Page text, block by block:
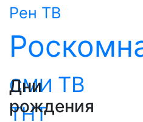
Рен ТВ
СМИ ТВ
ТНТ
Дни
рождения